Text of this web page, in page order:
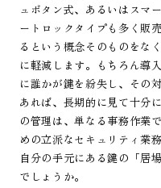
ュボタン式、あるいはスマ
ートロックタイプも多く販
るという概念そのものをな
に軽減します。もちろん導
に誰かが鍵を紛失し、その
あれば、長期的に見て十分
の管理は、単なる事務作業
めの立派なセキュリティ業
自分の手元にある鍵の「居
でしょうか。